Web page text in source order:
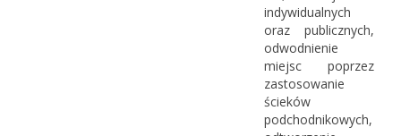
indywidualnych
oraz publicznych,
odwodnienie
miejsc poprzez
zastosowanie
ścieków
podchodnikowych,